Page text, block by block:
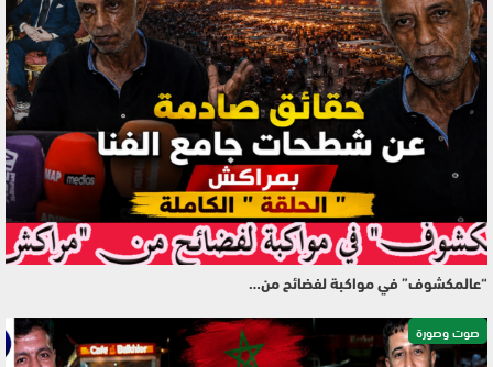
“عالمكشوف” في مواكبة لفضائح من…
صوت وصورة